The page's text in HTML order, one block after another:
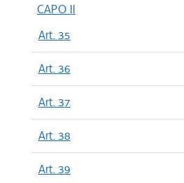
CAPO II
Art. 35
Art. 36
Art. 37
Art. 38
Art. 39